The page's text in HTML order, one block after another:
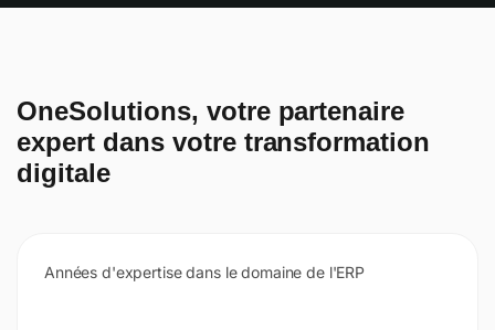
OneSolutions, votre partenaire
expert dans votre transformation
digitale
Années d'expertise dans le domaine de l'ERP